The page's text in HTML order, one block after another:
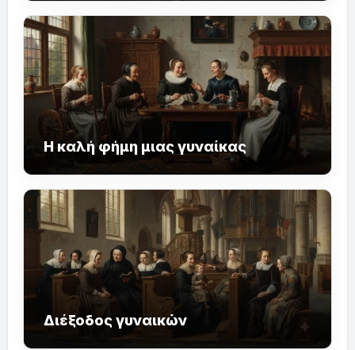
Η καλή φήμη μιας γυναίκας
Διέξοδος γυναικών